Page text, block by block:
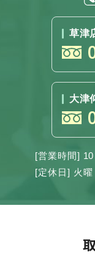
草津
大津
[営業時間]
[定休日] 火曜